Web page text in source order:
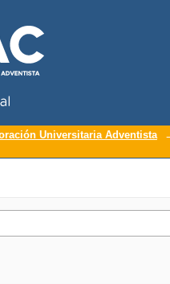
Universitaria Adventista